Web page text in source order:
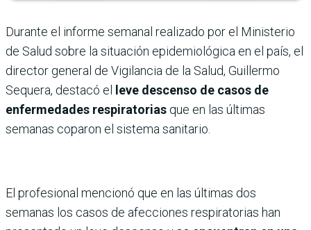
Durante el informe semanal realizado por el Ministerio
de Salud sobre la situación epidemiológica en el país, el
director general de Vigilancia de la Salud, Guillermo
Sequera, destacó el
leve descenso de casos de
enfermedades respiratorias que en las últimas
semanas coparon el sistema sanitario.
El profesional mencionó que en las últimas dos
semanas los casos de afecciones respiratorias han